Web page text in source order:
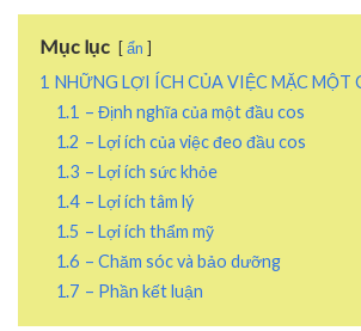
Mục lục ẩn
1 NHỮNG LỢI ÍCH CỦA VIỆC MẶC MỘT
1.1 – Định nghĩa của một đầu cos
1.2 – Lợi ích của việc đeo đầu cos
1.3 – Lợi ích sức khỏe
1.4 – Lợi ích tâm lý
1.5 – Lợi ích thẩm mỹ
1.6 – Chăm sóc và bảo dưỡng
1.7 – Phần kết luận